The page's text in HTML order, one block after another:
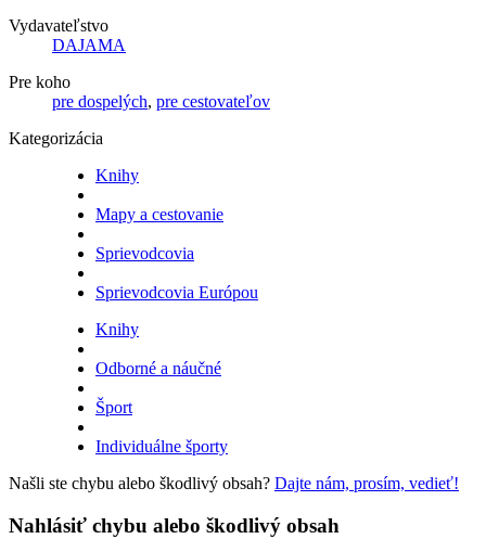
Vydavateľstvo
DAJAMA
Pre koho
pre dospelých, pre cestovateľov
Kategorizácia
Knihy
Mapy a cestovanie
Sprievodcovia
Sprievodcovia Európou
Knihy
Odborné a náučné
Šport
Individuálne športy
Našli ste chybu alebo škodlivý obsah? Dajte nám, prosím, vedieť!
Nahlásiť chybu alebo škodlivý obsah